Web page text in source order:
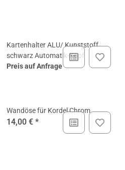
Kartenhalter ALU/ Kunststoff
schwarz Automatik-Kopf
Preis auf Anfrage
Wandöse für Kordel Chrom
14,00 € *